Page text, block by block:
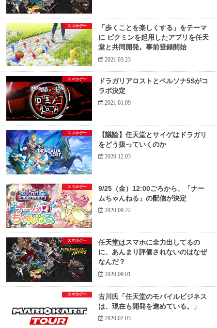
スマホゲー
「歩くことを楽しくする」をテーマ
に ピクミンを起用したアプリを任天
堂と共同開発。事前登録開始
2021.03.23
スマホゲー
ドラガリアロストとペルソナ5Sがコ
ラボ決定
2021.01.09
スマホゲー
【議論】任天堂とサイゲはドラガリ
をどう扱っていくのか
2020.12.03
スマホゲー
9/25（金）12:00ごろから、「ナー
ムちゃんねる」の配信が決定
2020.09.22
スマホゲー
任天堂はスマホに全力出してるの
に、あんまり評価されないのはなぜ
なんだ？
2020.09.01
スマホゲー
古川氏「任天堂のモバイルビジネス
は、現在も開発を進めている。」
2020.02.03